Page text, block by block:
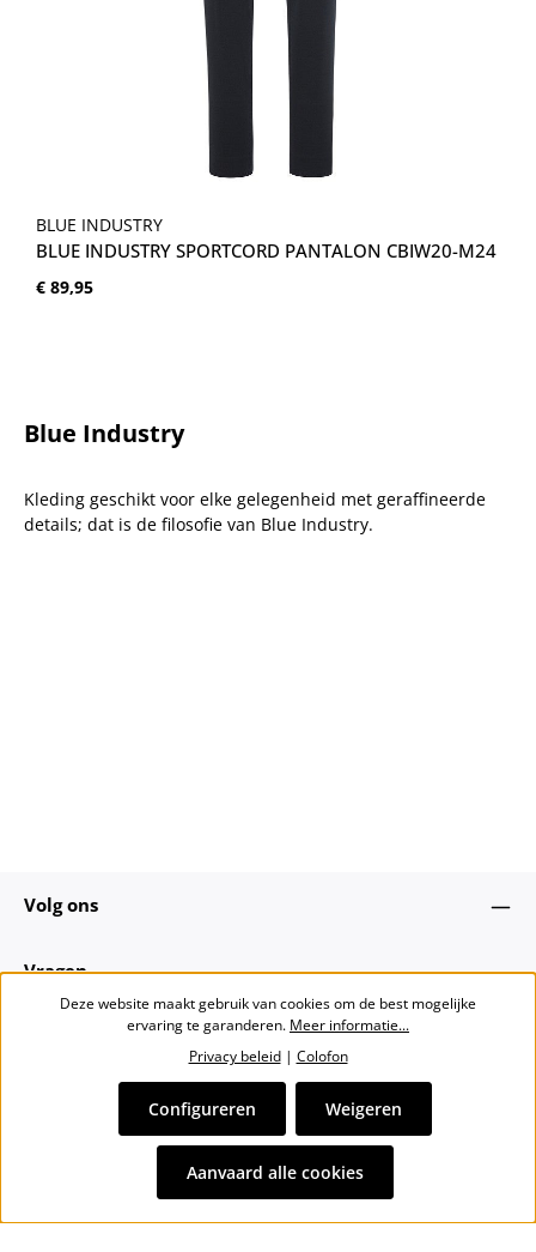
BLUE INDUSTRY
BLUE INDUSTRY SPORTCORD PANTALON CBIW20-M24
Normale prijs:
€ 89,95
Blue Industry
Kleding geschikt voor elke gelegenheid met geraffineerde
details; dat is de filosofie van Blue Industry.
Volg ons
Vragen
Alle prijzen incl. btw plusverzendkosten
bezorgkosten, indien niet anders vermeld.
Deze website maakt gebruik van cookies om de best mogelijke
ervaring te garanderen. Meer informatie...
Privacy beleid| Colofon
Weigeren
Configureren
Aanvaard alle cookies